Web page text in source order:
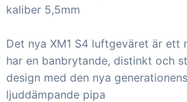
kaliber 5,5mm
Det nya XM1 S4 luftgeväret är ett
har en banbrytande, distinkt och
design med den nya
ljuddämpande pipa